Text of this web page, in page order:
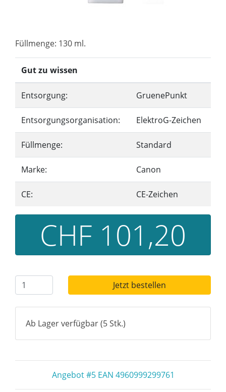
Füllmenge: 130 ml.
Gut zu wissen
Entsorgung: GruenePunkt
Entsorgungsorganisation: ElektroG-Zeichen
Füllmenge: Standard
Marke: Canon
CE: CE-Zeichen
CHF 101,20
Jetzt bestellen
Ab Lager verfügbar (5 Stk.)
Angebot #5 EAN 4960999299761